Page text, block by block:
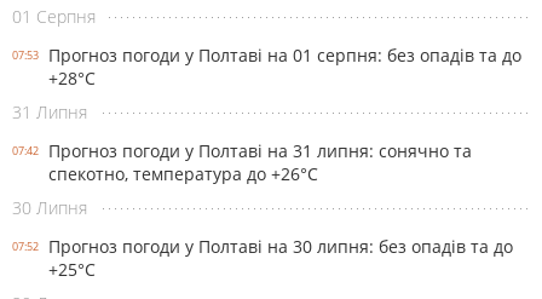
01 Серпня
07:53
Прогноз погоди у Полтаві на 01 серпня: без опадів та до
+28°С
31 Липня
07:42
Прогноз погоди у Полтаві на 31 липня: сонячно та
спекотно, температура до +26°С
30 Липня
07:52
Прогноз погоди у Полтаві на 30 липня: без опадів та до
+25°С